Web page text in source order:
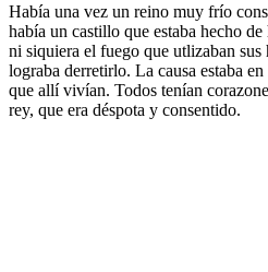
Había una vez un reino muy frío
había un castillo que estaba hecho
ni siquiera el fuego que utlizaban sus
lograba derretirlo. La causa estaba
que allí vivían. Todos tenían
rey, que era déspota y consentido.